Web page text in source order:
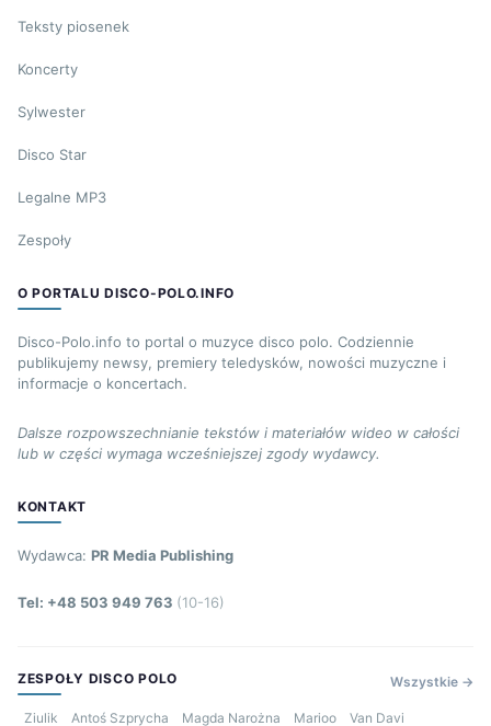
Teksty piosenek
Koncerty
Sylwester
Disco Star
Legalne MP3
Zespoły
O PORTALU DISCO-POLO.INFO
Disco-Polo.info to portal o muzyce disco polo. Codziennie
publikujemy newsy, premiery teledysków, nowości muzyczne i
informacje o koncertach.
Dalsze rozpowszechnianie tekstów i materiałów wideo w całości
lub w części wymaga wcześniejszej zgody wydawcy.
KONTAKT
Wydawca: PR Media Publishing
Tel: +48 503 949 763 (10-16)
ZESPOŁY DISCO POLO Wszystkie →
Ziulik Antoś Szprycha Magda Narożna Marioo Van Davi